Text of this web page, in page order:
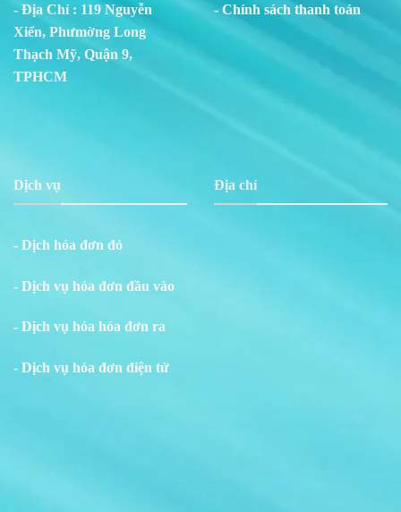
- Địa Chỉ : 119 Nguyễn
Xiển, Phưmờng Long
Thạch Mỹ, Quận 9,
TPHCM
- Chính sách thanh toán
Dịch vụ
- Dịch hóa đơn đỏ
- Dịch vụ hóa đơn đầu vào
- Dịch vụ hóa hóa đơn ra
- Dịch vụ hóa đơn điện tử
Địa chỉ